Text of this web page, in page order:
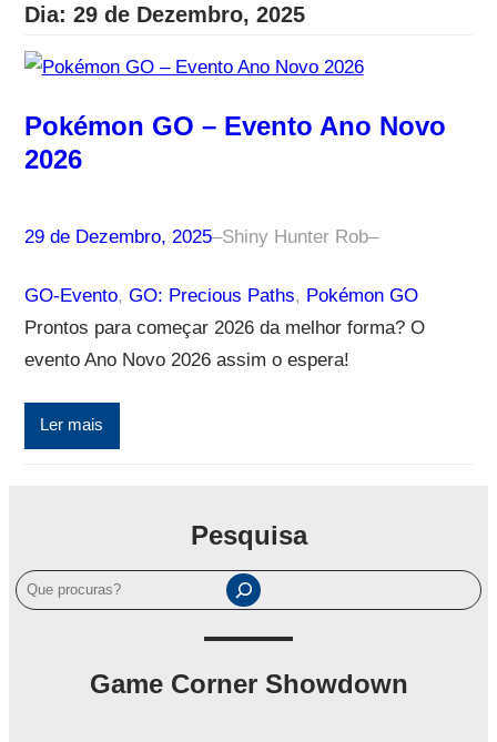
Dia: 29 de Dezembro, 2025
Pokémon GO – Evento Ano Novo
2026
29 de Dezembro, 2025–Shiny Hunter Rob–
GO-Evento, GO: Precious Paths, Pokémon GO
Prontos para começar 2026 da melhor forma? O
evento Ano Novo 2026 assim o espera!
Ler mais
Pesquisa
P
e
Game Corner Showdown